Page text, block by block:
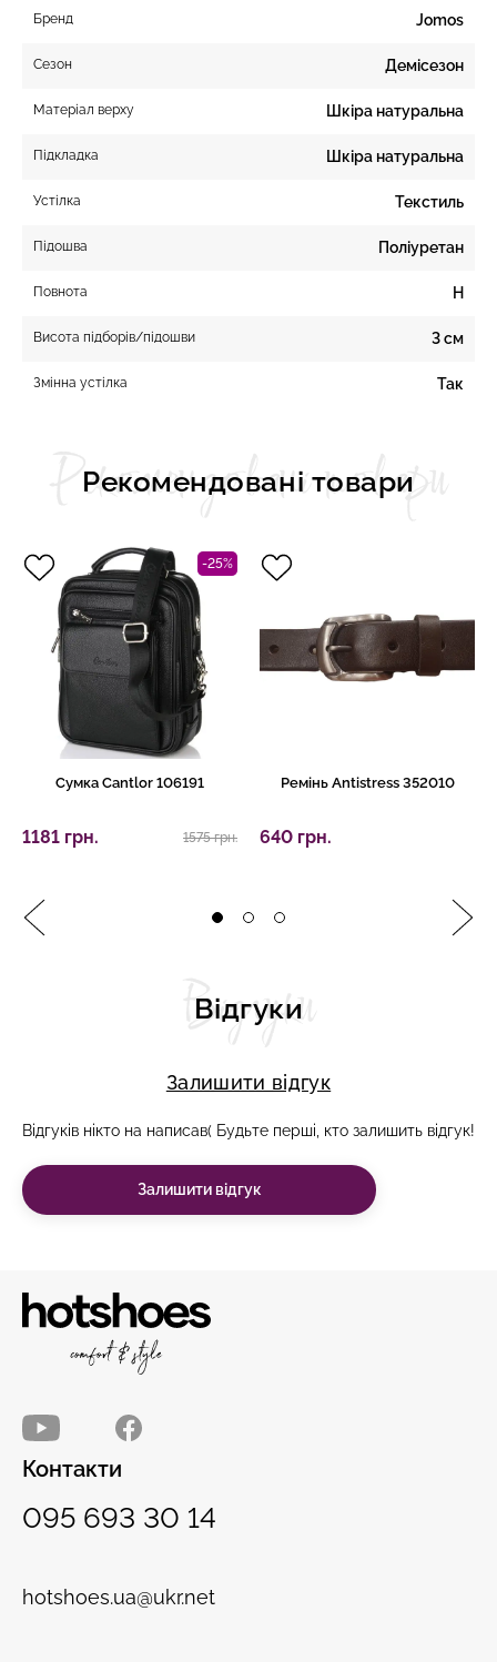
Бренд Jomos
Сезон Демісезон
Матеріал верху Шкіра натуральна
Підкладка Шкіра натуральна
Устілка Текстиль
Підошва Поліуретан
Повнота H
Висота підборів/підошви 3 см
Змінна устілка Так
Рекомендовані товари
Рекомендовані товари
-25%
Сумка Cantlor 106191
1181 грн. 1575 грн.
Ремінь Antistress 352010
640 грн.
Відгуки
Відгуки
Залишити відгук
Відгуків нікто на написав( Будьте перші, кто залишить відгук!
Залишити відгук
Контакти
095 693 30 14
hotshoes.ua@ukr.net